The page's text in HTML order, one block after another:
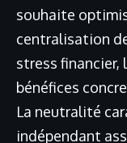
souhaite
centralisation
stress
bénéfices
La neutralité
indépendant